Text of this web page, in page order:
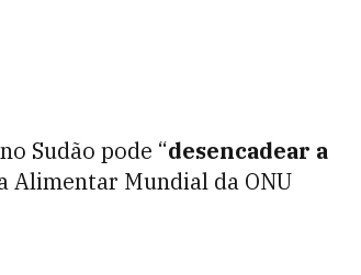
Sudão pode “desencadear a
Alimentar Mundial da ONU